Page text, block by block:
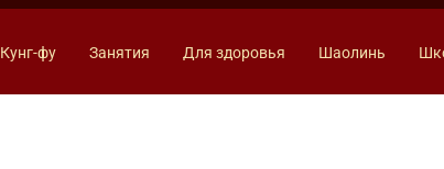
Кунг-фу Занятия Для здоровья Шаолинь